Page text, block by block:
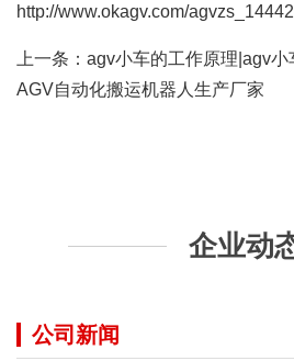
http://www.okagv.com/
上一条： agv小车的工作原理|agv小
AGV自动化搬运机器人生产厂家
企业动
公司新闻